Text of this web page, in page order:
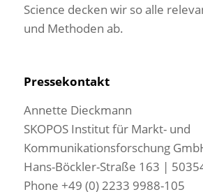
Science decken wir so alle
und Methoden ab.
Pressekontakt
Annette Dieckmann
SKOPOS Institut für Markt- und
Kommunikationsforschung
Hans-Böckler-Straße 163 |
Phone +49 (0) 2233 9988-105